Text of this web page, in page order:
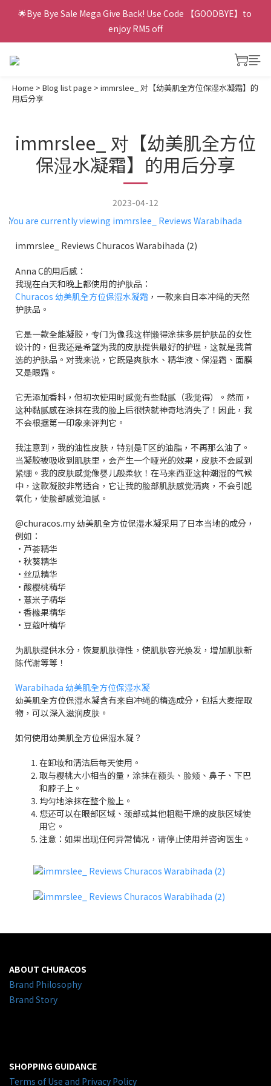
🌟Bye Bye Sale Mega Give Back! Use Code 【GOODBYE】to
enjoy RM5 off
Home > Blog list page > immrslee_ 对【幼美肌全方位保湿水凝霜】的
用后分享
immrslee_ 对【幼美肌全方位
保湿水凝霜】的用后分享
2023-04-12
immrslee_ Reviews Churacos Warabihada (2)
Anna C的用后感：
我现在白天和晚上都使用的护肤品：
Churacos 幼美肌全方位保湿水凝霜 ，一款来自日本冲绳的天然
护肤品。
它是一款全能凝胶，专门为像我这样懒得涂抹多层护肤品的女性
设计的，但我还是希望为我的皮肤提供最好的护理，这就是我首
选的护肤品。对我来说，它既是爽肤水、精华液、保湿霜、面膜
又是眼霜。
它无添加香料，但初次使用时感觉有些黏腻（我觉得）。然而，
这种黏腻感在涂抹在我的脸上后很快就神奇地消失了！因此，我
不会根据第一印象来评判它。
我注意到，我的油性皮肤，特别是T区的油脂，不再那么油了。
当凝胶被吸收到肌肤里，会产生一个哑光的效果，皮肤不会感到
紧绷。我的皮肤感觉像婴儿般柔软！在马来西亚这种潮湿的气候
中，这款凝胶非常适合，它让我的脸部肌肤感觉清爽，不会引起
氧化，使脸部感觉油腻。
@churacos.my幼美肌全方位保湿水凝采用了日本当地的成分，
例如：
•芦荟精华
•秋葵精华
•丝瓜精华
•酸樱桃精华
•薏米子精华
•香橼果精华
•豆蔻叶精华
为肌肤提供水分，恢复肌肤弹性，使肌肤容光焕发，增加肌肤新
陈代谢等等！
Warabihada 幼美肌全方位保湿水凝
幼美肌全方位保湿水凝含有来自冲绳的精选成分，包括大麦提取
物，可以深入滋润皮肤。
如何使用幼美肌全方位保湿水凝？
在卸妆和清洁后每天使用。
取与樱桃大小相当的量，涂抹在额头、脸颊、鼻子、下巴
和脖子上。
均匀地涂抹在整个脸上。
您还可以在眼部区域、颈部或其他粗糙干燥的皮肤区域使
用它。
注意：如果出现任何异常情况，请停止使用并咨询医生。
ABOUT CHURACOS
Brand Philosophy
Brand Story
SHOPPING GUIDANCE
Terms of Use and Privacy Policy